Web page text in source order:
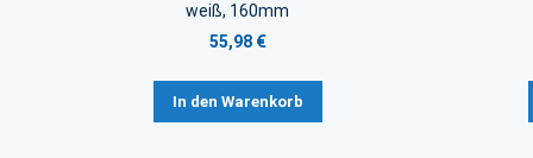
weiß, 160mm
55,98 €
In den Warenkorb